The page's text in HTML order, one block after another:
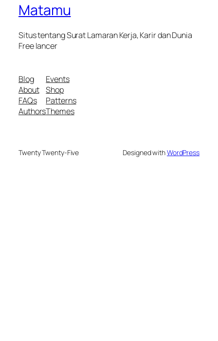
Matamu
Situs tentang Surat Lamaran Kerja, Karir dan Dunia
Free lancer
Blog
About
FAQs
Authors
Events
Shop
Patterns
Themes
Twenty Twenty-Five Designed withWordPress